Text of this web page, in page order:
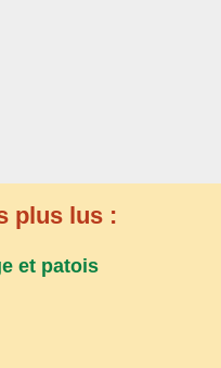
plus lus :
et patois